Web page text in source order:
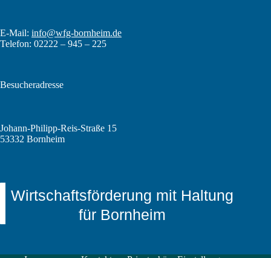
E-Mail: info@wfg-bornheim.de
Telefon: 02222 – 945 – 225
Besucheradresse
Johann-Philipp-Reis-Straße 15
53332 Bornheim
Wirtschaftsförderung mit Haltung
für Bornheim